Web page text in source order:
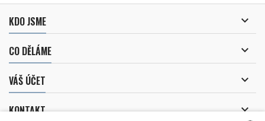
KDO JSME 
CO DĚLÁME 
VÁŠ ÚČET 
KONTAKT 